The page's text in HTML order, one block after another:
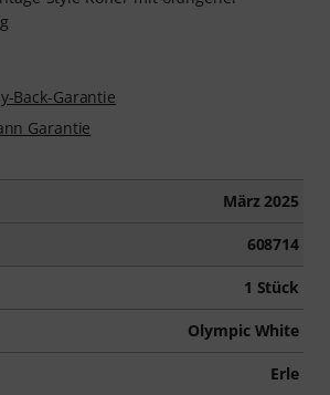
Back-Garantie
Garantie
März 2025
608714
1 Stück
Olympic White
Erle